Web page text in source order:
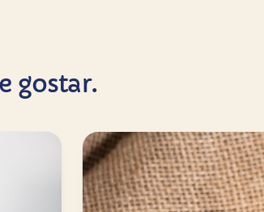
gostar.